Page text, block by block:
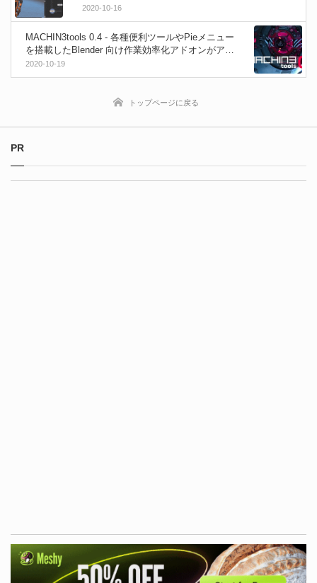
プした新バージョン！2020年10月20日にリリー
ス！
2020-10-16
MACHIN3tools 0.4 - 各種便利ツールやPieメニュー
を搭載したBlender 向け作業効率化アドオンがアッ
プデート！無料です！
2020-10-19
トップページに戻る
PR